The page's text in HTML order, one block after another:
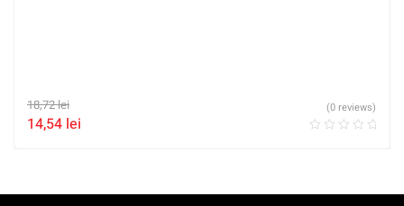
18,72lei
14,54 lei
(0 reviews)